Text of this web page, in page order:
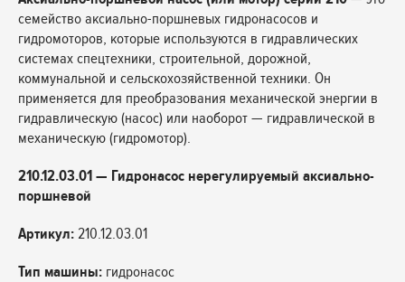
семейство аксиально-поршневых гидронасосов и
гидромоторов, которые используются в гидравлических
системах спецтехники, строительной, дорожной,
коммунальной и сельскохозяйственной техники. Он
применяется для преобразования механической энергии в
гидравлическую (насос) или наоборот — гидравлической в
механическую (гидромотор).
210.12.03.01 — Гидронасос нерегулируемый аксиально-
поршневой
Артикул: 210.12.03.01
Тип машины: гидронасос